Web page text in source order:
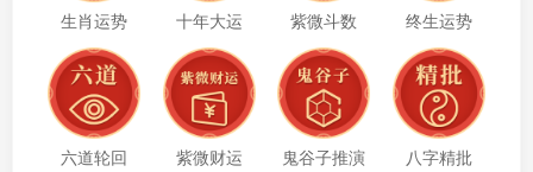
生肖运势 十年大运 紫微斗数 终生运势
六道轮回 紫微财运 鬼谷子推演 八字精批